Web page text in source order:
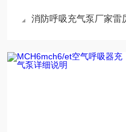
消防呼吸充气泵厂家雷厉